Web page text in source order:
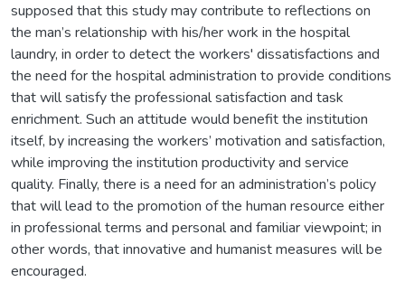
supposed that this study may contribute to reflections on
the man’s relationship with his/her work in the hospital
laundry, in order to detect the workers' dissatisfactions and
the need for the hospital administration to provide conditions
that will satisfy the professional satisfaction and task
enrichment. Such an attitude would benefit the institution
itself, by increasing the workers’ motivation and satisfaction,
while improving the institution productivity and service
quality. Finally, there is a need for an administration’s policy
that will lead to the promotion of the human resource either
in professional terms and personal and familiar viewpoint; in
other words, that innovative and humanist measures will be
encouraged.